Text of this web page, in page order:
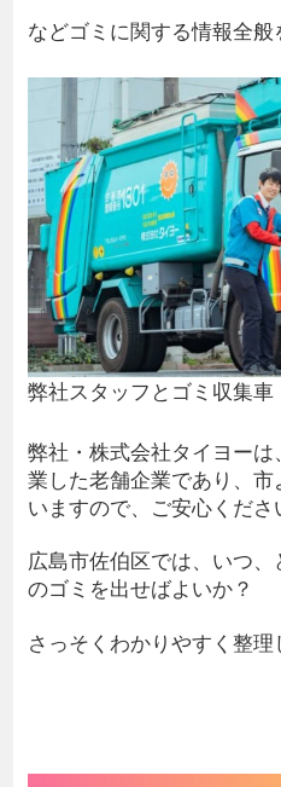
などゴミに関する情報全般
弊社スタッフとゴミ収集
弊社・株式会社タイヨー
業した老舗企業であり、
いますので、ご安心くださ
広島市佐伯区では、いつ
のゴミを出せばよいか？
さっそくわかりやすく整理